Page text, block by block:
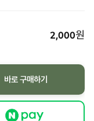
2,000원
바로 구매하기